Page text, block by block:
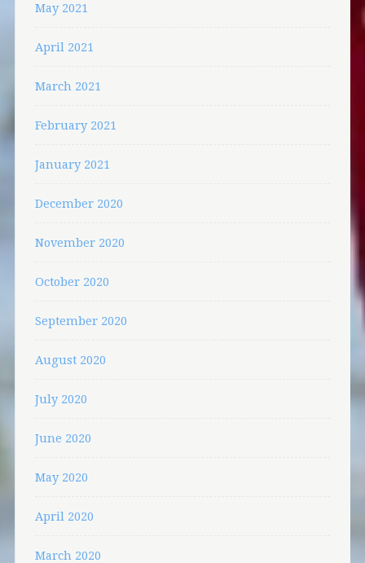
May 2021
April 2021
March 2021
February 2021
January 2021
December 2020
November 2020
October 2020
September 2020
August 2020
July 2020
June 2020
May 2020
April 2020
March 2020